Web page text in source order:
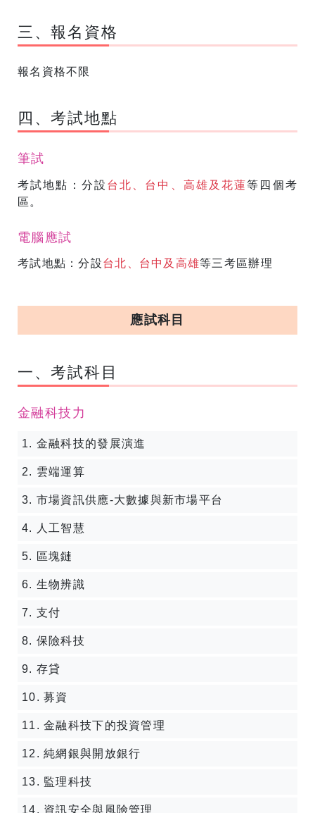
三、報名資格
報名資格不限
四、考試地點
筆試
考試地點：分設 台北、台中、高雄及花蓮等四個考
區。
電腦應試
考試地點：分設台北、台中及高雄等三考區辦理
應試科目
一、考試科目
金融科技力
1. 金融科技的發展演進
2. 雲端運算
3. 市場資訊供應-大數據與新市場平台
4. 人工智慧
5. 區塊鏈
6. 生物辨識
7. 支付
8. 保險科技
9. 存貸
10. 募資
11. 金融科技下的投資管理
12. 純網銀與開放銀行
13. 監理科技
14. 資訊安全與風險管理